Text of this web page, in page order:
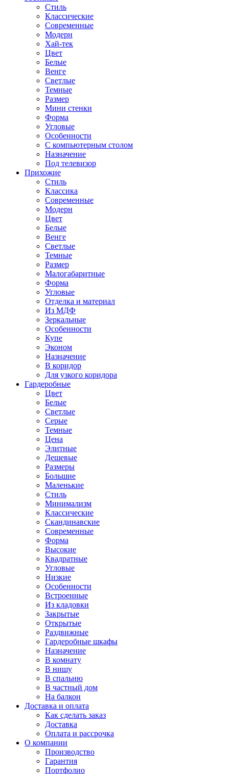
Стиль
Классические
Современные
Модерн
Хай-тек
Цвет
Белые
Венге
Светлые
Темные
Размер
Мини стенки
Форма
Угловые
Особенности
С компьютерным столом
Назначение
Под телевизор
Прихожие
Стиль
Классика
Современные
Модерн
Цвет
Белые
Венге
Светлые
Темные
Размер
Малогабаритные
Форма
Угловые
Отделка и материал
Из МДФ
Зеркальные
Особенности
Купе
Эконом
Назначение
В коридор
Для узкого коридора
Гардеробные
Цвет
Белые
Светлые
Серые
Темные
Цена
Элитные
Дешевые
Размеры
Большие
Маленькие
Стиль
Минимализм
Классические
Скандинавские
Современные
Форма
Высокие
Квадратные
Угловые
Низкие
Особенности
Встроенные
Из кладовки
Закрытые
Открытые
Раздвижные
Гардеробные шкафы
Назначение
В комнату
В нишу
В спальню
В частный дом
На балкон
Доставка и оплата
Как сделать заказ
Доставка
Оплата и рассрочка
О компании
Производство
Гарантия
Портфолио